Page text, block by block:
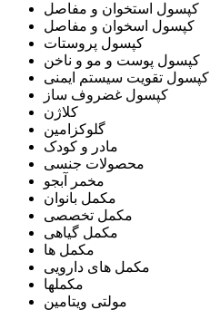
کپسول استخوان و مفاصل
کپسول اسخوان و مفاصل
کپسول پروستات
کپسول پوست و مو و ناخن
کپسول تقویت سیستم ایمنی
کپسول غضروف ساز
کلاژن
گلوکزامین
مادر و کودک
محصولات جنسی
مخمر آبجو
مکمل بانوان
مکمل تخصصی
مکمل گیاهی
مکمل ها
مکمل های دارویی
مکملها
مولتی ویتامین